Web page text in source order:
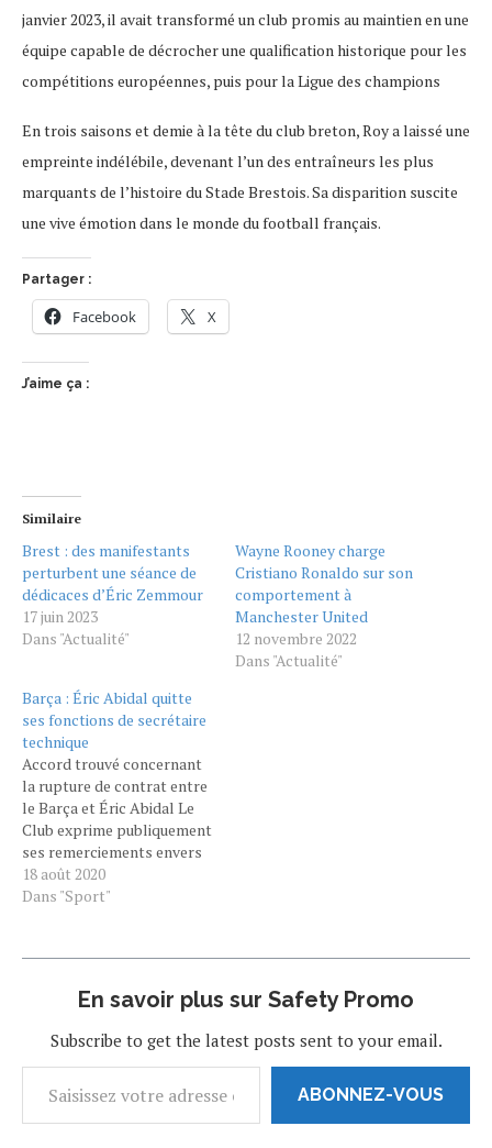
janvier 2023, il avait transformé un club promis au maintien en une
équipe capable de décrocher une qualification historique pour les
compétitions européennes, puis pour la Ligue des champions
En trois saisons et demie à la tête du club breton, Roy a laissé une
empreinte indélébile, devenant l’un des entraîneurs les plus
marquants de l’histoire du Stade Brestois. Sa disparition suscite
une vive émotion dans le monde du football français.
Partager :
Facebook X
J’aime ça :
Similaire
Brest : des manifestants
perturbent une séance de
dédicaces d’Éric Zemmour
17 juin 2023
Dans "Actualité"
Wayne Rooney charge
Cristiano Ronaldo sur son
comportement à
Manchester United
12 novembre 2022
Dans "Actualité"
Barça : Éric Abidal quitte
ses fonctions de secrétaire
technique
Accord trouvé concernant
la rupture de contrat entre
le Barça et Éric Abidal Le
Club exprime publiquement
ses remerciements envers
Éric Abidal pour son
professionnalisme, son
dont il a fait preuve envers
AUSSI , Barcelone : Ronald
18 août 2020
Dans "Sport"
En savoir plus sur Safety Promo
Subscribe to get the latest posts sent to your email.
ABONNEZ-VOUS